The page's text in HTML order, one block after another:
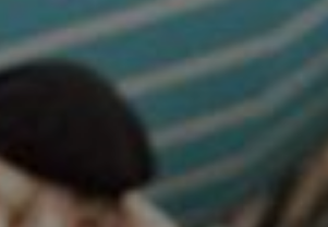
Privacy Policy
Copyright (C) 1836-2026
All rights reserved.